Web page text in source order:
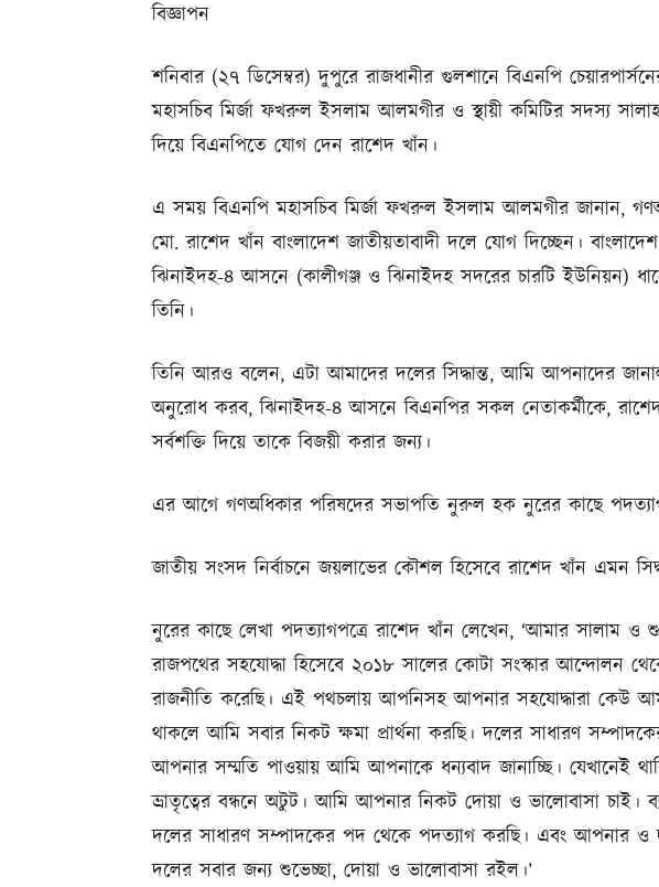
বিজ্ঞাপন
শনিবার (২৭ ডিসেম্বর) দুপুরে রাজধানীর গুলশানে বিএনপি
মহাসচিব মির্জা ফখরুল ইসলাম আলমগীর ও স্থায়ী কমিটির সদস্য
দিয়ে বিএনপিতে যোগ দেন রাশেদ খাঁন।
এ সময় বিএনপি মহাসচিব মির্জা ফখরুল ইসলাম আলমগীর জানান,
মো. রাশেদ খাঁন বাংলাদেশ জাতীয়তাবাদী দলে যোগ দিচ্ছেন। বাংলাদেশ
ঝিনাইদহ-৪ আসনে (কালীগঞ্জ ও ঝিনাইদহ সদরের চারটি ইউনিয়ন)
তিনি।
তিনি আরও বলেন, এটা আমাদের দলের সিদ্ধান্ত, আমি আপনাদের
অনুরোধ করব, ঝিনাইদহ-৪ আসনে বিএনপির সকল নেতাকর্মীকে,
সর্বশক্তি দিয়ে তাকে বিজয়ী করার জন্য।
এর আগে গণঅধিকার পরিষদের সভাপতি নুরুল হক নুরের কাছে
জাতীয় সংসদ নির্বাচনে জয়লাভের কৌশল হিসেবে রাশেদ খাঁন এমন
নুরের কাছে লেখা পদত্যাগপত্রে রাশেদ খাঁন লেখেন, ‘আমার সালাম
রাজপথের সহযোদ্ধা হিসেবে ২০১৮ সালের কোটা সংস্কার আন্দোলন
রাজনীতি করেছি। এই পথচলায় আপনিসহ আপনার সহযোদ্ধারা কেউ
থাকলে আমি সবার নিকট ক্ষমা প্রার্থনা করছি। দলের সাধারণ
আপনার সম্মতি পাওয়ায় আমি আপনাকে ধন্যবাদ জানাচ্ছি। যেখানেই
ভ্রাতৃত্বের বন্ধনে অটুট। আমি আপনার নিকট দোয়া ও ভালোবাসা
দলের সাধারণ সম্পাদকের পদ থেকে পদত্যাগ করছি। এবং আপনার ও
দলের সবার জন্য শুভেচ্ছা, দোয়া ও ভালোবাসা রইল।’